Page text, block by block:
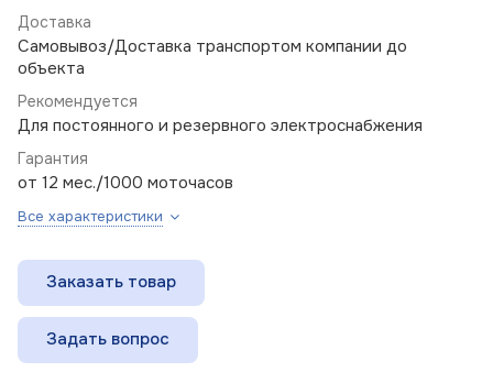
Доставка
Самовывоз/Доставка транспортом компании до
объекта
Рекомендуется
Для постоянного и резервного электроснабжения
Гарантия
от 12 мес./1000 моточасов
Все характеристики
Заказать товар
Задать вопрос